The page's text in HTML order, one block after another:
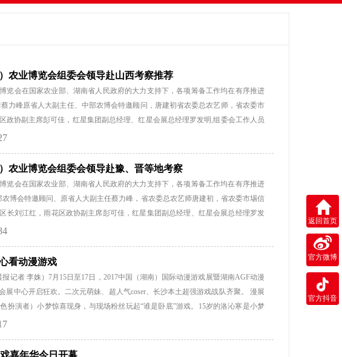
农业博览会组委会领导赴山西考察推荐
览会在国家农业部、湖南省人民政府的大力支持下，各项筹备工作均在有序推进
力峰原省人大副主任、中部农博会特邀顾问，唐建初省农委总农艺师，省农委市
政协副主席彭可佳，红星集团副总经理、红星会展总经理罗发明,组委会工作人员
进行考察、推广，并向当地农业厅进行2017中国中部（湖南）农业博览工作情况
名优产品开发主任李铮，山西省农产品质量安全中心主任郑必昭，山西省农业厅
农业博览会组委会领导赴豫、晋等地考察
览会在国家农业部、湖南省人民政府的大力支持下，各项筹备工作均在有序推进
博会特邀顾问、原省人大副主任蔡力峰，省农委总农艺师唐建初，省农委市埸信
长刘江红，雨花区政协副主席彭可佳，红星集团副总经理、红星会展总经理罗发
广，并向当地农业厅进行2017中国中部（湖南）农业博览工作情况进行推荐。 中
方的农业博览会。通过18年的努力打造，农博会对湖南农产品走出去起到了极大
看动漫游戏
记者 李姝）7月15日至17日，2017中国（湖南）国际动漫游戏展暨湖南AGF动漫
展中心开启狂欢。二次元萌妹、超人气coser、长沙本土超强游戏战队齐聚。 漫展
扮演者）小梦惊喜现身，与现场粉丝玩起“谁是卧底”游戏。15岁的洛沁寒是小梦
清凉薄荷色汉服和小伙伴来到现场，没想到被偶像选中参与游戏，“超激动，我手
了元气满满的宅舞表演。随着《极乐净土》的BGM响起，现场气氛逐渐升温，舞
嘉年华今日开幕
返回首页
官方微博
官方抖音